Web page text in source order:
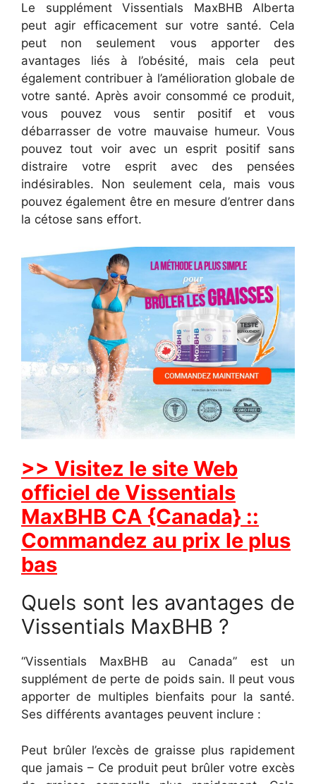
Le supplément Vissentials MaxBHB Alberta
peut agir efficacement sur votre santé. Cela
peut non seulement vous apporter des
avantages liés à l’obésité, mais cela peut
également contribuer à l’amélioration globale de
votre santé. Après avoir consommé ce produit,
vous pouvez vous sentir positif et vous
débarrasser de votre mauvaise humeur. Vous
pouvez tout voir avec un esprit positif sans
distraire votre esprit avec des pensées
indésirables. Non seulement cela, mais vous
pouvez également être en mesure d’entrer dans
la cétose sans effort.
>> Visitez le site Web
officiel de Vissentials
MaxBHB CA {Canada} ::
Commandez au prix le plus
bas
Quels sont les avantages de
Vissentials MaxBHB ?
“Vissentials MaxBHB au Canada” est un
supplément de perte de poids sain. Il peut vous
apporter de multiples bienfaits pour la santé.
Ses différents avantages peuvent inclure :
Peut brûler l’excès de graisse plus rapidement
que jamais – Ce produit peut brûler votre excès